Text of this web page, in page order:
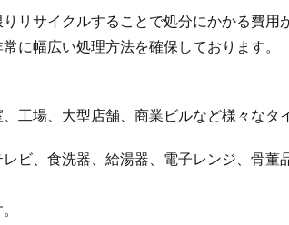
リサイクルすることで処分にかかる費用
に幅広い処理方法を確保しております。
工場、大型店舗、商業ビルなど様々なタ
ビ、食洗器、給湯器、電子レンジ、骨